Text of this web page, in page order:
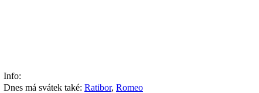
Info:
Dnes má svátek také: Ratibor, Romeo